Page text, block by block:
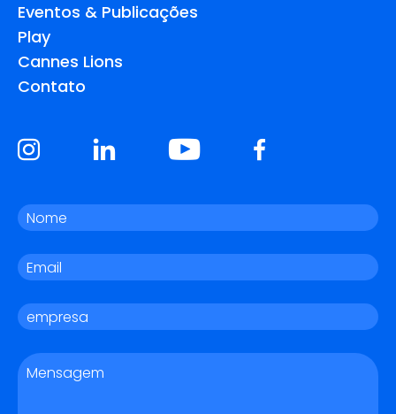
Eventos & Publicações
Play
Cannes Lions
Contato